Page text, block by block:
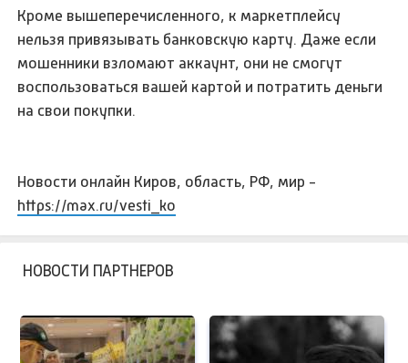
Кроме вышеперечисленного, к маркетплейсу
нельзя привязывать банковскую карту. Даже если
мошенники взломают аккаунт, они не смогут
воспользоваться вашей картой и потратить деньги
на свои покупки.
Новости онлайн Киров, область, РФ, мир -
https://max.ru/vesti_ko
НОВОСТИ ПАРТНЕРОВ